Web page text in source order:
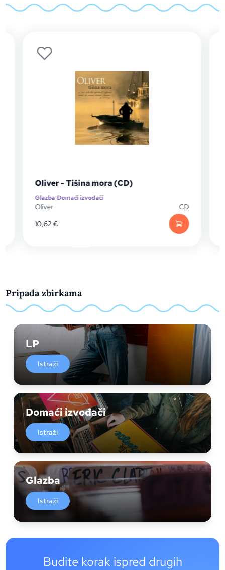
Oliver - Tišina mora (CD)
Glazba|Domaći izvođači
Oliver
CD
10,62€
Pripada zbirkama
LP
Istraži
Domaći izvođači
Istraži
Glazba
Istraži
Budite korak ispred drugih